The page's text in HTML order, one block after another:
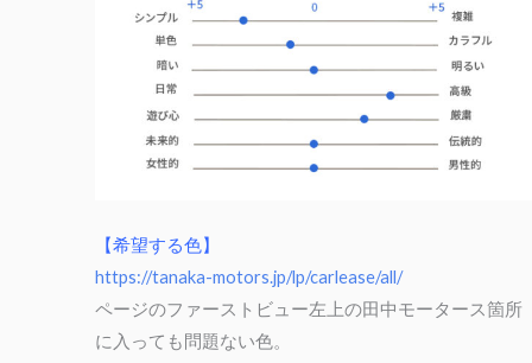
【希望する色】
https://tanaka-motors.jp/lp/carlease/all/
ページのファーストビュー左上の田中モータース箇所
に入っても問題ない色。